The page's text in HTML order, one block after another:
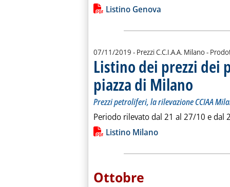
Lista allegati PDF alla notizia
Listino Genova
07/11/2019 - Prezzi C.C.I.A.A. Milano -
Listino dei prezzi
piazza di Milano . Sottotitolo:
. Pubblicata
Prezzi petroliferi, la rilevazione CCIAA
Periodo rilevato dal 21 al 27/10 e dal
Lista allegati PDF alla notizia
Listino Milano
Ottobre